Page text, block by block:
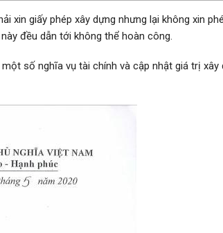
xin giấy phép xây dựng nhưng lại không xin
đều dẫn tới không thể hoàn công.
số nghĩa vụ tài chính và cập nhật giá trị xây